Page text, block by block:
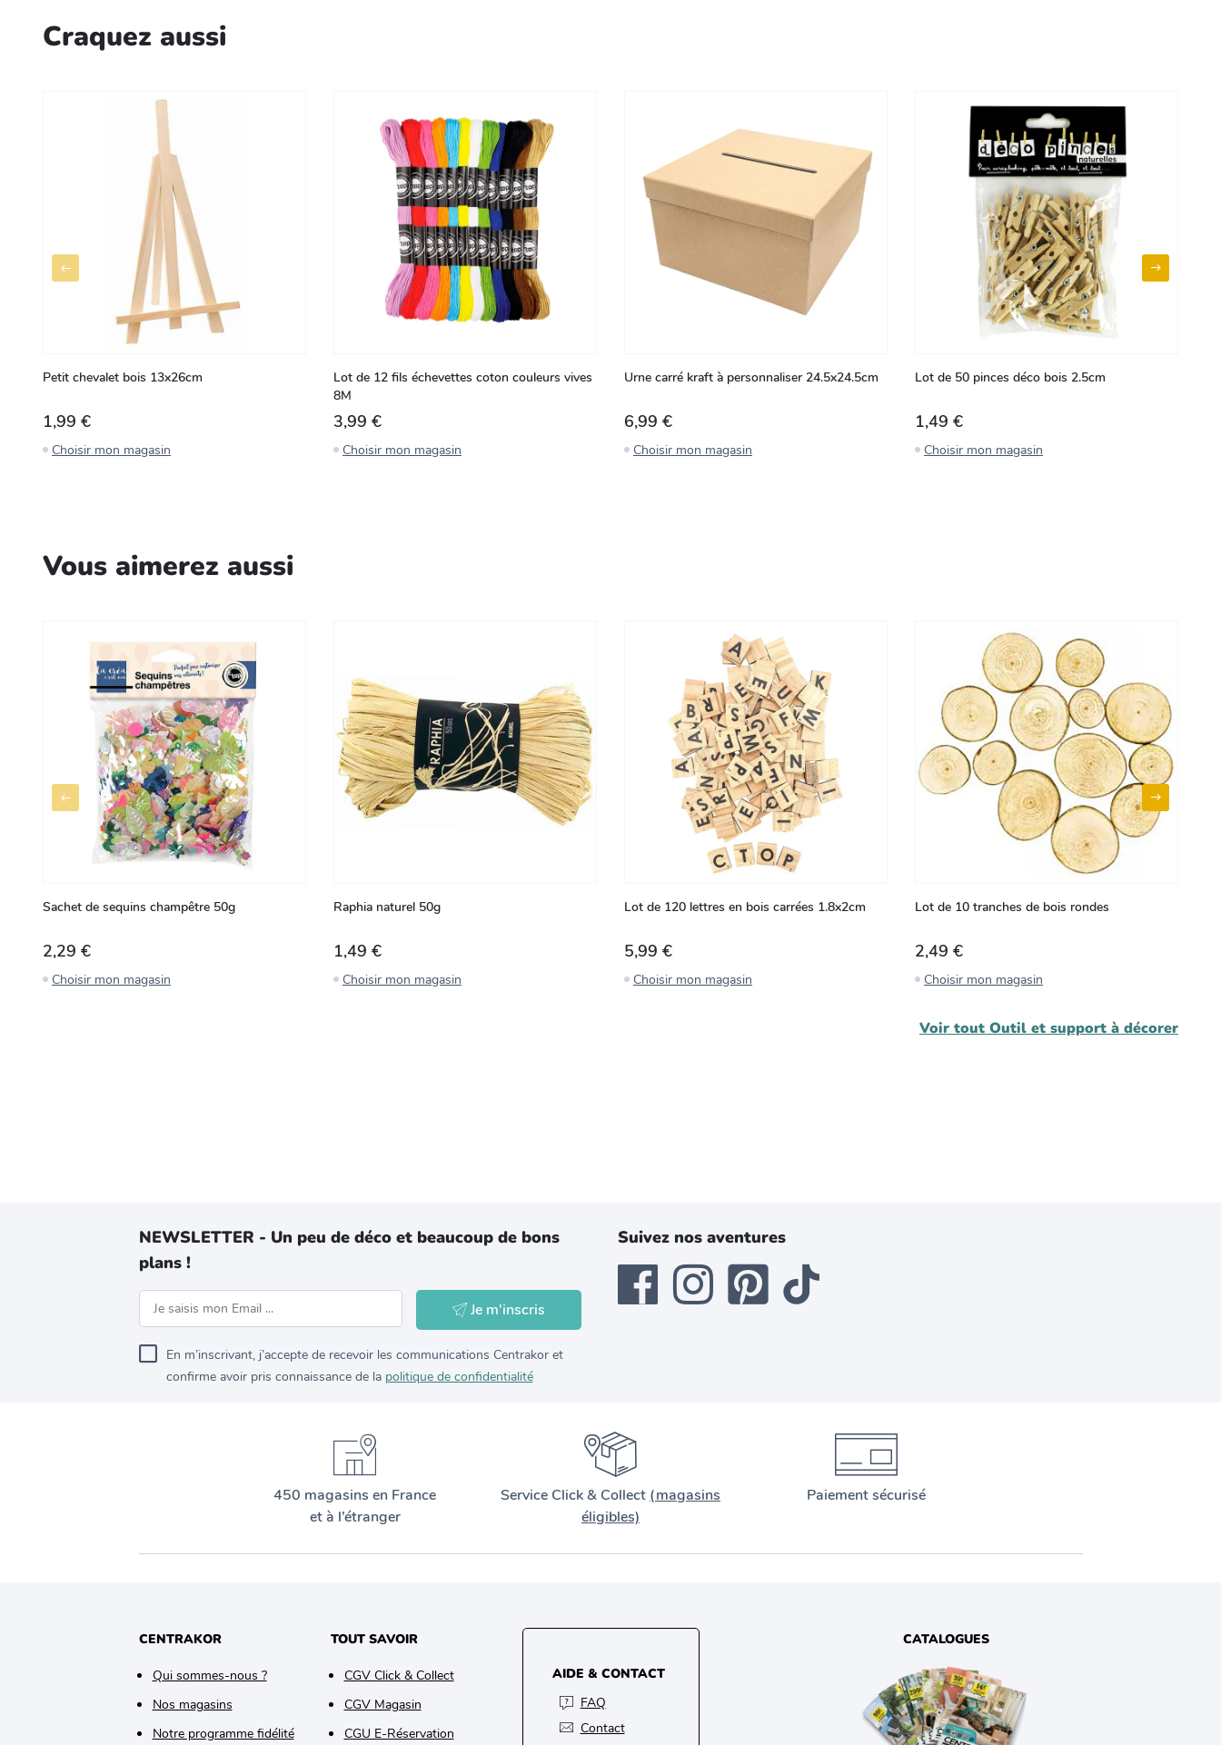
Craquez aussi
Petit chevalet bois 13x26cm
1,99 €
Choisir mon magasin
Lot de 12 fils échevettes coton couleurs vives
8M
3,99 €
Choisir mon magasin
Urne carré kraft à personnaliser 24.5x24.5cm
6,99 €
Choisir mon magasin
Lot de 50 pinces déco bois 2.5cm
1,49 €
Choisir mon magasin
Vous aimerez aussi
Sachet de sequins champêtre 50g
2,29 €
Choisir mon magasin
Raphia naturel 50g
1,49 €
Choisir mon magasin
Lot de 120 lettres en bois carrées 1.8x2cm
5,99 €
Choisir mon magasin
Lot de 10 tranches de bois rondes
2,49 €
Choisir mon magasin
Voir tout Outil et support à décorer
NEWSLETTER - Un peu de déco et beaucoup de bons
plans !
Je m'inscris
En m’inscrivant, j’accepte de recevoir les communications Centrakor et
confirme avoir pris connaissance de la politique de confidentialité
Suivez nos aventures
450 magasins en France
et à l’étranger
Service Click & Collect (magasins
éligibles)
Paiement sécurisé
CENTRAKOR
Qui sommes-nous ?
Nos magasins
Notre programme fidélité
TOUT SAVOIR
CGV Click & Collect
CGV Magasin
CGU E-Réservation
AIDE & CONTACT
FAQ
Contact
CATALOGUES